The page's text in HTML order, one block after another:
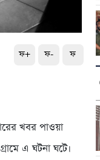
ফ+ ফ- ফ
খবর পাওয়া
এ ঘটনা ঘটে।